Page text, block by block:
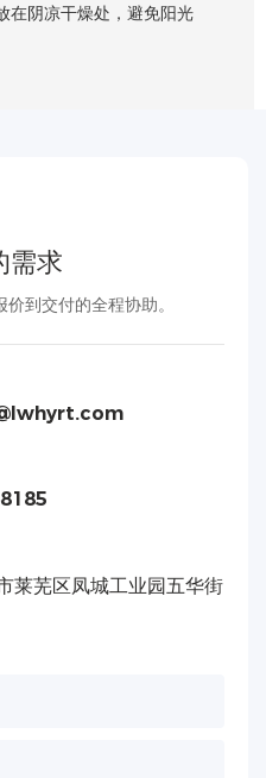
在阴凉干燥处，避免阳光
需求
到交付的全程协助。
莱芜区凤城工业园五华街